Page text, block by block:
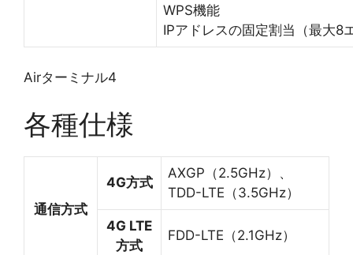
WPS機能
IPアドレスの固定割当（最大8
Airターミナル4
各種仕様
通信方式
4G方式
AXGP（2.5GHz）、
TDD-LTE（3.5GHz）
4G LTE
方式
FDD-LTE（2.1GHz）